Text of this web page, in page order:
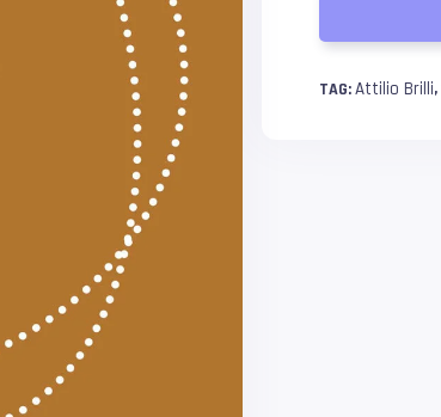
TAG:Attilio Brilli,